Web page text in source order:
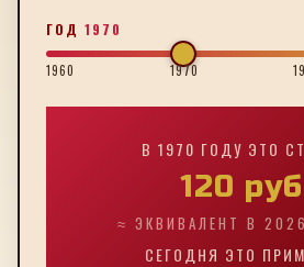
ГОД 1970
1960 1970
В 1970 ГОДУ ЭТО
120
≈ ЭКВИВАЛЕНТ В
СЕГОДНЯ ЭТО